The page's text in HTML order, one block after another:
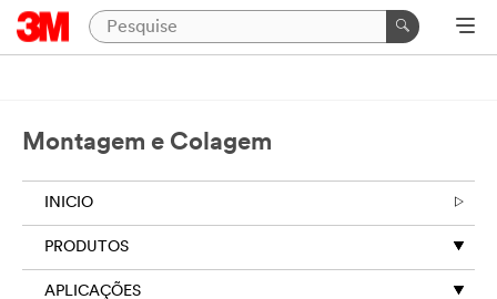
Close
&
Tapes
Ask
3M
Montagem e Colagem
INICIO
PRODUTOS
APLICAÇÕES